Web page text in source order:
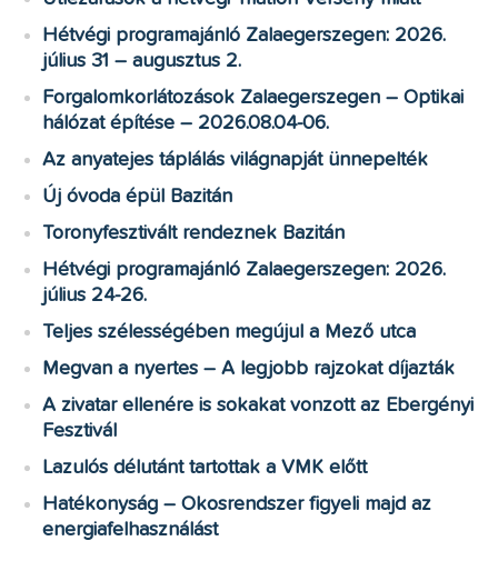
Hétvégi programajánló Zalaegerszegen: 2026.
július 31 – augusztus 2.
Forgalomkorlátozások Zalaegerszegen – Optikai
hálózat építése – 2026.08.04-06.
Az anyatejes táplálás világnapját ünnepelték
Új óvoda épül Bazitán
Toronyfesztivált rendeznek Bazitán
Hétvégi programajánló Zalaegerszegen: 2026.
július 24-26.
Teljes szélességében megújul a Mező utca
Megvan a nyertes – A legjobb rajzokat díjazták
A zivatar ellenére is sokakat vonzott az Ebergényi
Fesztivál
Lazulós délutánt tartottak a VMK előtt
Hatékonyság – Okosrendszer figyeli majd az
energiafelhasználást